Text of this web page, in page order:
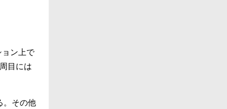
ン上で
目には
。その他